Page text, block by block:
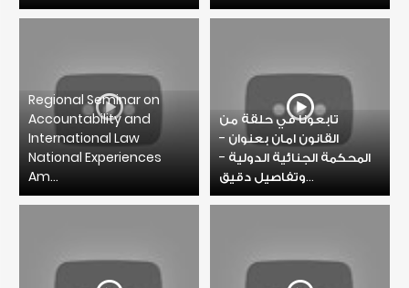
Regional Seminar on
Accountability and
International Law
National Experiences
Am...
تابعونا في حلقة من
القانون امان بعنوان -
المحكمة الجنائية الدولية -
وتفاصيل دقيق...